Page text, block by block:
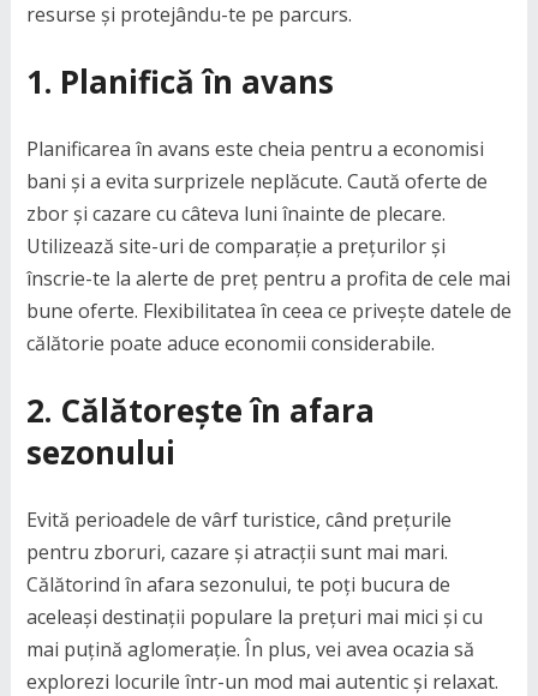
resurse și protejându-te pe parcurs.
1. Planifică în avans
Planificarea în avans este cheia pentru a economisi
bani și a evita surprizele neplăcute. Caută oferte de
zbor și cazare cu câteva luni înainte de plecare.
Utilizează site-uri de comparație a prețurilor și
înscrie-te la alerte de preț pentru a profita de cele mai
bune oferte. Flexibilitatea în ceea ce privește datele de
călătorie poate aduce economii considerabile.
2. Călătorește în afara
sezonului
Evită perioadele de vârf turistice, când prețurile
pentru zboruri, cazare și atracții sunt mai mari.
Călătorind în afara sezonului, te poți bucura de
aceleași destinații populare la prețuri mai mici și cu
mai puțină aglomerație. În plus, vei avea ocazia să
explorezi locurile într-un mod mai autentic și relaxat.